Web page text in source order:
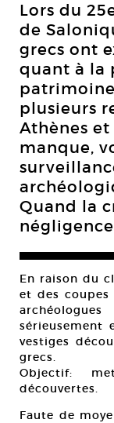
Lors du
de
grecs ont
quant à la
plusieurs
Athènes et
manque,
Quand la
En raison du
et des
sérieusement
vestiges
grecs.
Objectif:
découvertes.
Faute de